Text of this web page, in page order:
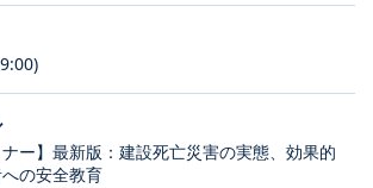
ナー】最新版：建設死亡災害の実態、効果的
の安全教育